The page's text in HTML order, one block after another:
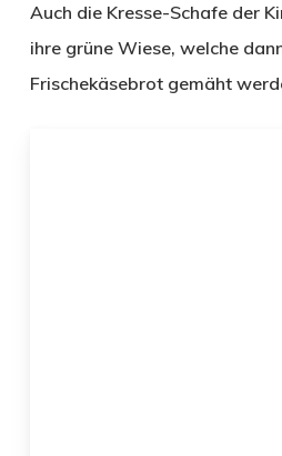
Auch die Kresse-Schafe der
ihre grüne Wiese, welche
Frischekäsebrot gemäht